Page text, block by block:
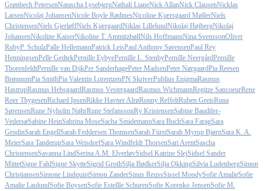
Grønbech PetersenNatascha LysebjergNathali LianeNick AllanNick ClausenNicklas
LarsenNicolaj JohansenNicole Boyle RødtnesNicoline Kjærsgaard MøllerNiels
ChristensenNiels GjerløffNiels KjærgaardNiklas LillelundNikolaj HøjbergNikolaj
JohansenNikoline KaiserNikoline T. AmmitzbøllNils HoffmannNina SvenssonOliver
RubyP. SchulzPalle HellemannPatrick LeisPaul Anthony SørensenPaul Rey
HenningsenPelle GedtekPernille EybyePernille L. StenbyPernille NeergårdPernille
ThorenfeldtPernille van DijkPer SanderhagePeter MadsenPeter NørgaardPia Reesen
BrønnumPia SmithPia Valentin LorentzenPN SkriverPublius EnigmaRasmus
HastrupRasmus HebsgaardRasmus VestergaardRasmus WichmannRegitze SancoeurRene
Roer ThygesenRichard IpsenRikke Havner AlrøRonny ReffeltRuben GreisRuna
SørensenRune Nyholm NøhrRune StefanssonRy KristensenSabine Baudtler-
VedersøSabine HeinSabrina MoseSacha SmidemannSara BuchSara FaragSara
GrodinSarah EngellSarah Feddersen ThomsenSarah FürstSarah Myrup BjørnSara K. A.
MeierSara TanderupSara WeisdorfSara Windfeldt ThorsenSari ArentSascha
ChristensenSavanna LindSerina A.M. ElverløvSidsel Katrine SlejSidsel Sander
MittetSigne FahlSigne SkytteSigrid GrothSilja BødkerSilja OkkingSilvia LudenbergSimon
ChristiansenSimone LindquistSimon ZanderSinus ReussSissel MoodySofie AmalieSofie
Amalie LaulundSofie BoysenSofie Estellle SchurenSofie Korenko JensenSofie M.